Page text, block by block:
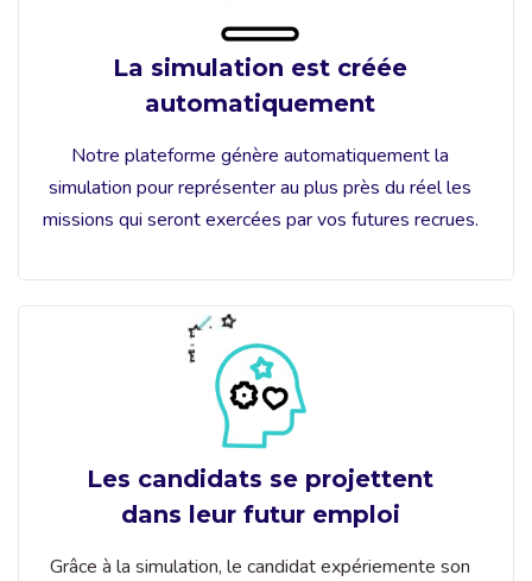
La simulation est créée
automatiquement
Notre plateforme génère automatiquement la
simulation pour représenter au plus près du réel les
missions qui seront exercées par vos futures recrues.
Les candidats se projettent
dans leur futur emploi
Grâce à la simulation, le candidat expériemente son